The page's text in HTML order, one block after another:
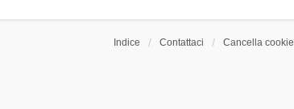
Indice Contattaci Cancella cookie